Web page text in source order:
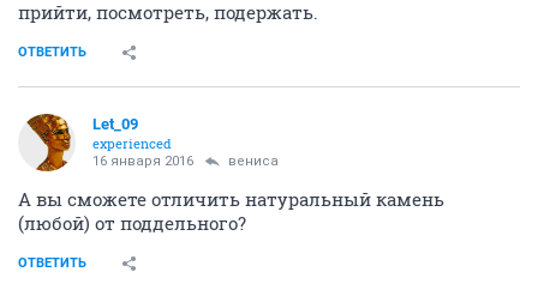
прийти, посмотреть, подержать.
ОТВЕТИТЬ
Let_09
experienced
16 января 2016 вениса
А вы сможете отличить натуральный камень
(любой) от поддельного?
ОТВЕТИТЬ